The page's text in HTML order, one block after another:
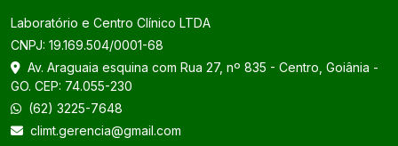
Laboratório e Centro Clínico LTDA
CNPJ: 19.169.504/0001-68
Av. Araguaia esquina com Rua 27, nº 835 - Centro, Goiânia -
GO. CEP: 74.055-230
(62) 3225-7648
climt.gerencia@gmail.com